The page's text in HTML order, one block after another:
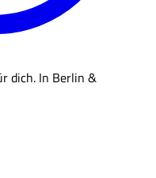
dich. In Berlin &